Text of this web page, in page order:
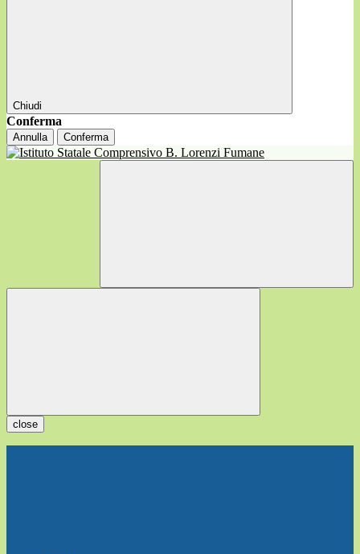
Chiudi
Conferma
Annulla Conferma
close